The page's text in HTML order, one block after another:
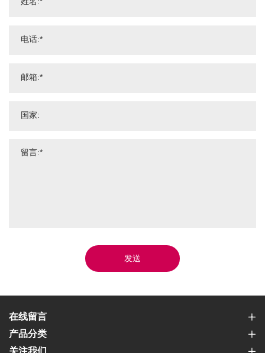
发送
在线留言
产品分类